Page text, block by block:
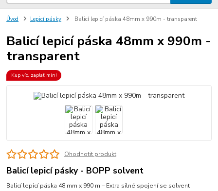
Úvod Lepicí pásky Balicí lepicí páska 48mm x 990m - transparent
Balicí lepicí páska 48mm x 990m -
transparent
Kup víc, zaplať mín!
Ohodnotit produkt
Balicí lepicí pásky - BOPP solvent
Balicí lepicí páska 48 mm x 990 m – Extra silné spojení se solvent